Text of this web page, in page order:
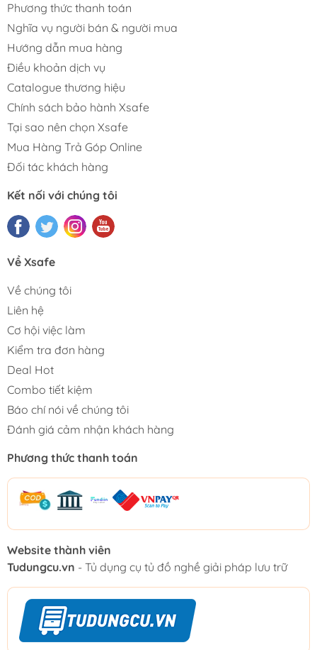
Phương thức thanh toán
Nghĩa vụ người bán & người mua
Hướng dẫn mua hàng
Điều khoản dịch vụ
Catalogue thương hiệu
Chính sách bảo hành Xsafe
Tại sao nên chọn Xsafe
Mua Hàng Trả Góp Online
Đối tác khách hàng
Kết nối với chúng tôi
Về Xsafe
Về chúng tôi
Liên hệ
Cơ hội việc làm
Kiểm tra đơn hàng
Deal Hot
Combo tiết kiệm
Báo chí nói về chúng tôi
Đánh giá cảm nhận khách hàng
Phương thức thanh toán
Website thành viên
Tudungcu.vn - Tủ dụng cụ tủ đồ nghề giải pháp lưu trữ